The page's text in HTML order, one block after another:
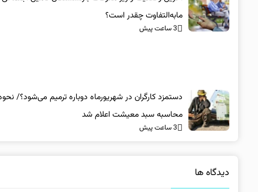
مابه‌التفاوت چقدر است؟
3 ساعت پیش
دستمزد کارگران در شهریورماه دوباره ترمیم می‌شود؟/
محاسبه سبد معیشت اعلام شد
3 ساعت پیش
دیدگاه ها